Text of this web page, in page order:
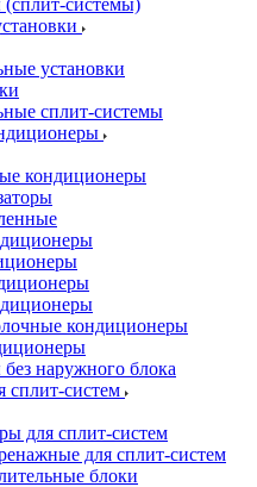
системы)
установки
сплит-системы
кондиционеры
кондиционеры
наружного блока
сплит-систем
для сплит-систем
для сплит-систем
блоки